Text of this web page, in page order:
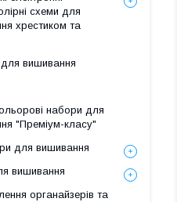
схеми для
хрестиком та
для вишивання
набори для
"Преміум-класу"
для вишивання
вишивання
органайзерів та